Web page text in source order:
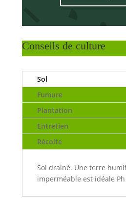
Conseils de culture
Sol
Fumure
Plantation
Entretien
Récolte
Sol drainé. Une terre
imperméable est idéale Ph